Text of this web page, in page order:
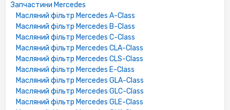
Запчастини Mercedes
Масляний фільтр Mercedes A-Class
Масляний фільтр Mercedes B-Class
Масляний фільтр Mercedes C-Class
Масляний фільтр Mercedes CLA-Class
Масляний фільтр Mercedes CLS-Class
Масляний фільтр Mercedes E-Class
Масляний фільтр Mercedes GLA-Class
Масляний фільтр Mercedes GLC-Class
Масляний фільтр Mercedes GLE-Class